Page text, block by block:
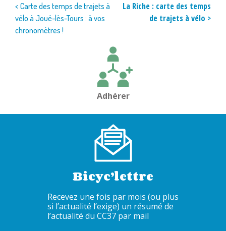
Navigation
de
< Carte des temps de trajets à
vélo à Joué-lès-Tours : à vos
chronomètres !
La Riche : carte des temps
de trajets à vélo >
Adhérer
Bicyc’lettre
Recevez une fois par mois (ou plus
si l’actualité l’exige) un résumé de
l’actualité du CC37 par mail